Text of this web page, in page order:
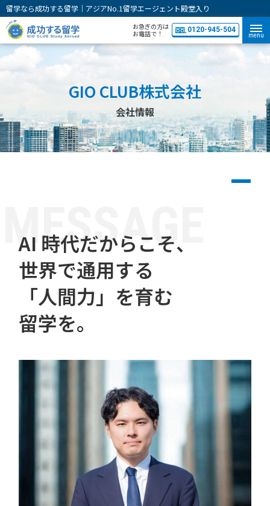
「金融商品の販売等に関する法律」に基づく勧誘方針
プライバシーポリシー
お問い合わせ
留学なら成功する留学｜アジアNo.1留学エージェント殿堂入り
お急ぎの方は
お電話で！
0120-945-504
menu
GIO CLUB株式会社
会社情報
MESSAG
AI 時代だからこそ、
世界で通用する
「人間力」を育む
留学を。